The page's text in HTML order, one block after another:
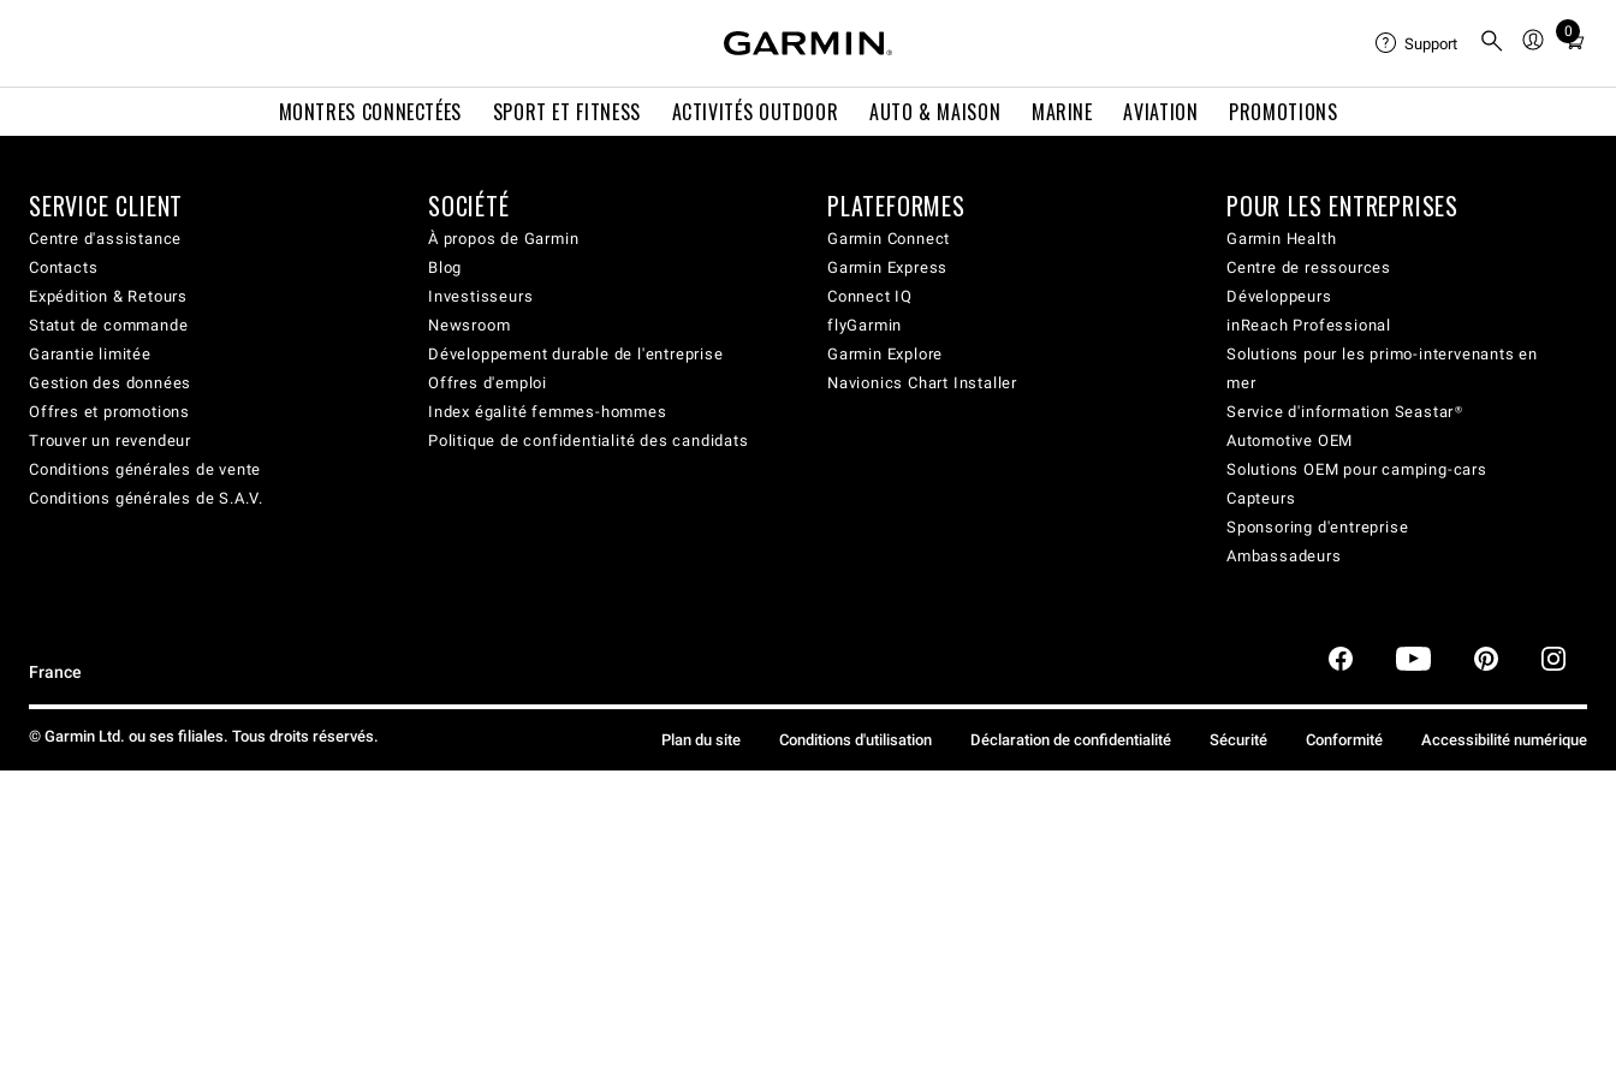
MONTRES CONNECTÉES SPORT ET FITNESS ACTIVITÉS OUTDOOR AUTO & MAISON MARINE AVIATION PROMOTIONS
Support
0
Total
cart:
SERVICE CLIENT
Centre d'assistance
Contacts
Expédition & Retours
Statut de commande
Garantie limitée
Gestion des données
Offres et promotions
Trouver un revendeur
Conditions générales de vente
Conditions générales de S.A.V.
SOCIÉTÉ
À propos de Garmin
Blog
Investisseurs
Newsroom
Développement durable de l'entreprise
Offres d'emploi
Index égalité femmes-hommes
Politique de confidentialité des candidats
PLATEFORMES
Garmin Connect
Garmin Express
Connect IQ
flyGarmin
Garmin Explore
Navionics Chart Installer
POUR LES ENTREPRISES
Garmin Health
Centre de ressources
Développeurs
inReach Professional
Solutions pour les primo-intervenants en
mer
Service d'information Seastar®
Automotive OEM
Solutions OEM pour camping-cars
Capteurs
Sponsoring d'entreprise
Ambassadeurs
France
© Garmin Ltd. ou ses filiales. Tous droits réservés. Plan du site Conditions d'utilisation Déclaration de confidentialité Sécurité Conformité Accessibilité numérique